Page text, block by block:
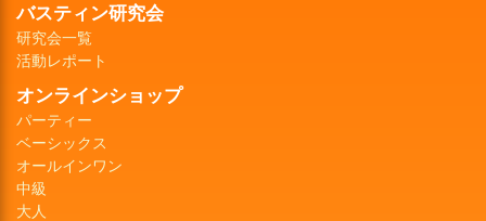
バスティン研究会
研究会一覧
活動レポート
オンラインショップ
パーティー
ベーシックス
オールインワン
中級
大人